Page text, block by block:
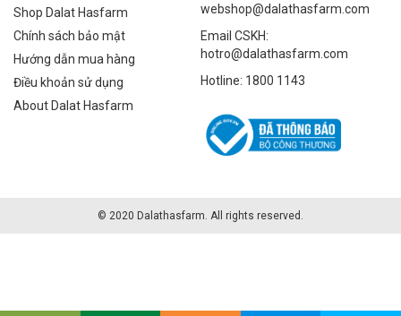
Shop Dalat Hasfarm
Chính sách bảo mật
Hướng dẫn mua hàng
Điều khoản sử dụng
About Dalat Hasfarm
webshop@dalathasfarm.com
Email CSKH:
hotro@dalathasfarm.com
Hotline: 1800 1143
© 2020 Dalathasfarm. All rights reserved.